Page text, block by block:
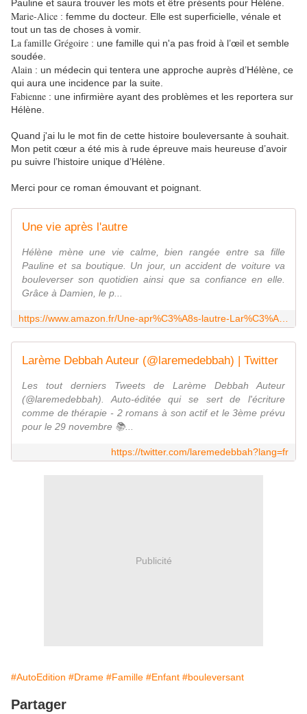
Pauline et saura trouver les mots et être présents pour Hélène.
Marie-Alice : femme du docteur. Elle est superficielle, vénale et
tout un tas de choses à vomir.
La famille Grégoire : une famille qui n'a pas froid à l’œil et semble
soudée.
Alain : un médecin qui tentera une approche auprès d’Hélène, ce
qui aura une incidence par la suite.
Fabienne : une infirmière ayant des problèmes et les reportera sur
Hélène.
Quand j'ai lu le mot fin de cette histoire bouleversante à souhait.
Mon petit cœur a été mis à rude épreuve mais heureuse d’avoir
pu suivre l’histoire unique d’Hélène.
Merci pour ce roman émouvant et poignant.
Une vie après l'autre
Hélène mène une vie calme, bien rangée entre sa fille
Pauline et sa boutique. Un jour, un accident de voiture va
bouleverser son quotidien ainsi que sa confiance en elle.
Grâce à Damien, le p...
Larème Debbah Auteur (@laremedebbah) | Twitter
Les tout derniers Tweets de Larème Debbah Auteur
(@laremedebbah). Auto-éditée qui se sert de l'écriture
comme de thérapie - 2 romans à son actif et le 3ème prévu
pour le 29 novembre 📚...
https://twitter.com/laremedebbah?lang=fr
Publicité
#AutoEdition #Drame #Famille #Enfant #bouleversant
Partager